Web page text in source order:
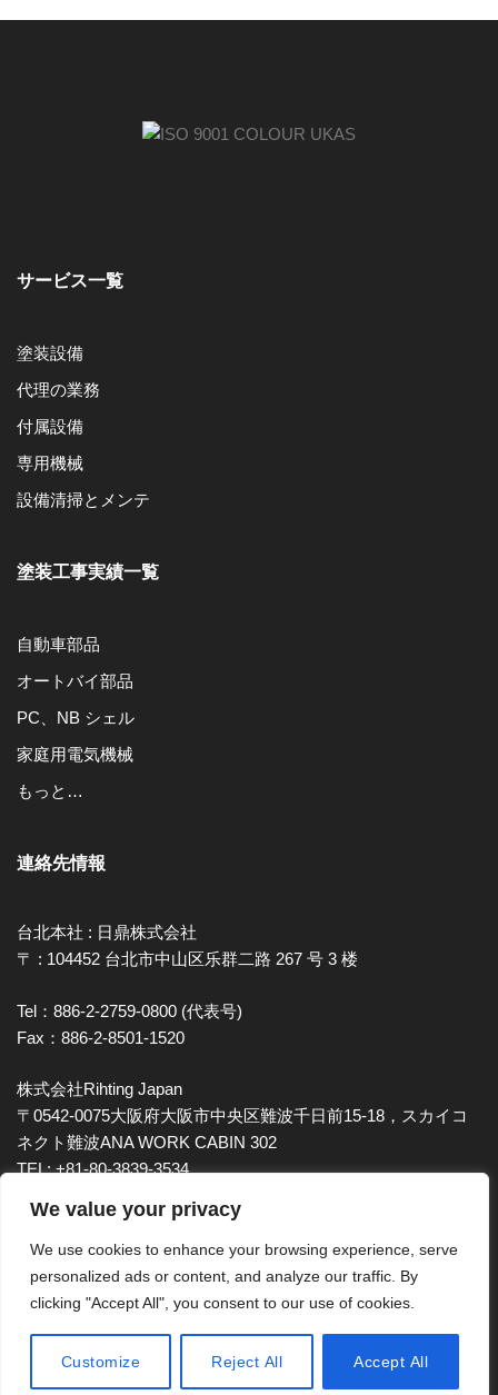
We value your privacy
We use cookies to enhance your browsing experience, serve
personalized ads or content, and analyze our traffic. By
clicking "Accept All", you consent to our use of cookies.
Customize Reject All Accept All
サービス一覧
塗装設備
代理の業務
付属設備
専用機械
設備清掃とメンテ
塗装工事実績一覧
自動車部品
オートバイ部品
PC、NB シェル
家庭用電気機械
もっと…
連絡先情報
台北本社 : 日鼎株式会社
〒 : 104452 台北市中山区乐群二路 267 号 3 楼
Tel：886-2-2759-0800 (代表号)
Fax：886-2-8501-1520
株式会社Rihting Japan
〒0542-0075大阪府大阪市中央区難波千日前15-18，スカイコ
ネクト難波ANA WORK CABIN 302
TEL:+81-80-3839-3534
E-mail：rt-sales@rihting.com
All Rights Reserved © 2023 Rihting Industrial Co., Ltd.